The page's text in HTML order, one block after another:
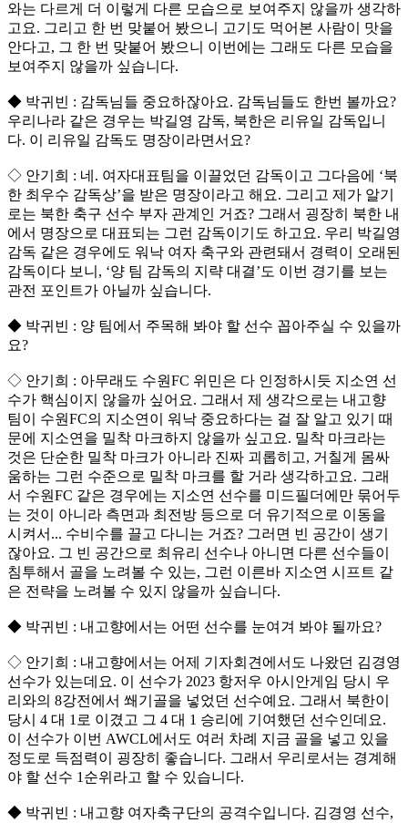
와는 다르게 더 이렇게 다른 모습으로 보여주지 않을까 생각하
고요. 그리고 한 번 맞붙어 봤으니 고기도 먹어본 사람이 맛을
안다고, 그 한 번 맞붙어 봤으니 이번에는 그래도 다른 모습을
보여주지 않을까 싶습니다.
◆ 박귀빈 : 감독님들 중요하잖아요. 감독님들도 한번 볼까요?
우리나라 같은 경우는 박길영 감독, 북한은 리유일 감독입니
다. 이 리유일 감독도 명장이라면서요?
◇ 안기희 : 네. 여자대표팀을 이끌었던 감독이고 그다음에 ‘북
한 최우수 감독상’을 받은 명장이라고 해요. 그리고 제가 알기
로는 북한 축구 선수 부자 관계인 거죠? 그래서 굉장히 북한 내
에서 명장으로 대표되는 그런 감독이기도 하고요. 우리 박길영
감독 같은 경우에도 워낙 여자 축구와 관련돼서 경력이 오래된
감독이다 보니, ‘양 팀 감독의 지략 대결’도 이번 경기를 보는
관전 포인트가 아닐까 싶습니다.
◆ 박귀빈 : 양 팀에서 주목해 봐야 할 선수 꼽아주실 수 있을까
요?
◇ 안기희 : 아무래도 수원FC 위민은 다 인정하시듯 지소연 선
수가 핵심이지 않을까 싶어요. 그래서 제 생각으로는 내고향
팀이 수원FC의 지소연이 워낙 중요하다는 걸 잘 알고 있기 때
문에 지소연을 밀착 마크하지 않을까 싶고요. 밀착 마크라는
것은 단순한 밀착 마크가 아니라 진짜 괴롭히고, 거칠게 몸싸
움하는 그런 수준으로 밀착 마크를 할 거라 생각하고요. 그래
서 수원FC 같은 경우에는 지소연 선수를 미드필더에만 묶어두
는 것이 아니라 측면과 최전방 등으로 더 유기적으로 이동을
시켜서... 수비수를 끌고 다니는 거죠? 그러면 빈 공간이 생기
잖아요. 그 빈 공간으로 최유리 선수나 아니면 다른 선수들이
침투해서 골을 노려볼 수 있는, 그런 이른바 지소연 시프트 같
은 전략을 노려볼 수 있지 않을까 싶습니다.
◆ 박귀빈 : 내고향에서는 어떤 선수를 눈여겨 봐야 될까요?
◇ 안기희 : 내고향에서는 어제 기자회견에서도 나왔던 김경영
선수가 있는데요. 이 선수가 2023 항저우 아시안게임 당시 우
리와의 8강전에서 쐐기골을 넣었던 선수예요. 그래서 북한이
당시 4 대 1로 이겼고 그 4 대 1 승리에 기여했던 선수인데요.
이 선수가 이번 AWCL에서도 여러 차례 지금 골을 넣고 있을
정도로 득점력이 굉장히 좋습니다. 그래서 우리로서는 경계해
야 할 선수 1순위라고 할 수 있습니다.
◆ 박귀빈 : 내고향 여자축구단의 공격수입니다. 김경영 선수,